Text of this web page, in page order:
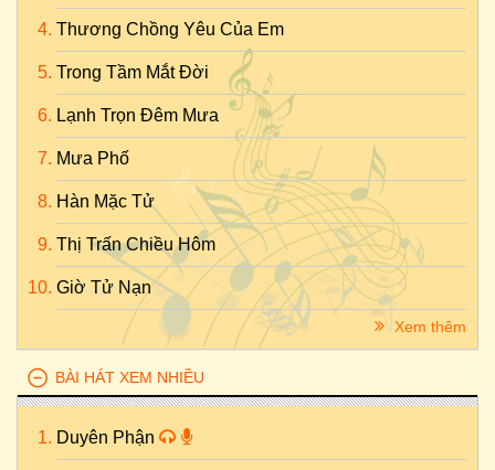
Thương Chồng Yêu Của Em
Trong Tầm Mắt Đời
Lạnh Trọn Đêm Mưa
Mưa Phố
Hàn Mặc Tử
Thị Trấn Chiều Hôm
Giờ Tử Nạn
Xem thêm
BÀI HÁT XEM NHIỀU
Duyên Phận